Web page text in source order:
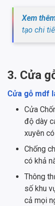
Xem
tạo chi
3. Cửa
Cửa gỗ mdf
Cửa
độ dày
xuyên
Chống
có khả
Thông
số khu
cả mọi